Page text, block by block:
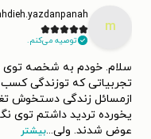
m
توصیه می‌کنم.
سلام. خودم به شخصه توی
تجربیاتی که توزندگی
ازمسائل زندگی دستخوش
یخورده تردید داشتم توی
عوض شدند. ولی...بیشتر